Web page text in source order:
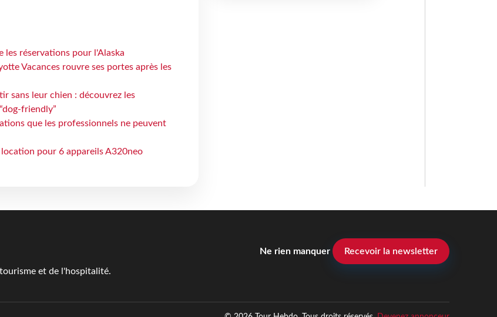
les réservations pour l'Alaska
Vacances rouvre ses portes après les
sans leur chien : découvrez les
friendly”
que les professionnels ne peuvent
pour 6 appareils A320neo
et de l'hospitalité.
Ne rien manquer Recevoir la newsletter